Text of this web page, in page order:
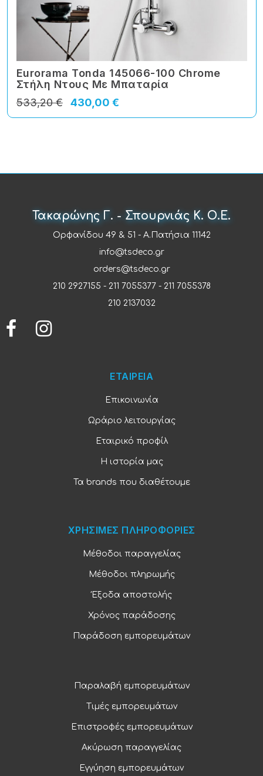
Eurorama Tonda 145066-100 Chrome
Στήλη Ντους Με Μπαταρία
430,00 €
533,20 €
Τακαρώνης Γ. - Σπουρνιάς Κ. Ο.Ε.
Ορφανίδου 49 & 51 - Α.Πατήσια 11142
info@tsdeco.gr
orders@tsdeco.gr
210 2927155 - 211 7055377- 211 7055378
210 2137032
ΕΤΑΙΡΕΙΑ
Επικοινωνία
Ωράριο λειτουργίας
Εταιρικό προφίλ
Η ιστορία μας
Τα brands που διαθέτουμε
ΧΡΗΣΙΜΕΣ ΠΛΗΡΟΦΟΡΙΕΣ
Μέθοδοι παραγγελίας
Μέθοδοι πληρωμής
Έξοδα αποστολής
Χρόνος παράδοσης
Παράδοση εμπορευμάτων
Παραλαβή εμπορευμάτων
Τιμές εμπορευμάτων
Επιστροφές εμπορευμάτων
Ακύρωση παραγγελίας
Εγγύηση εμπορευμάτων